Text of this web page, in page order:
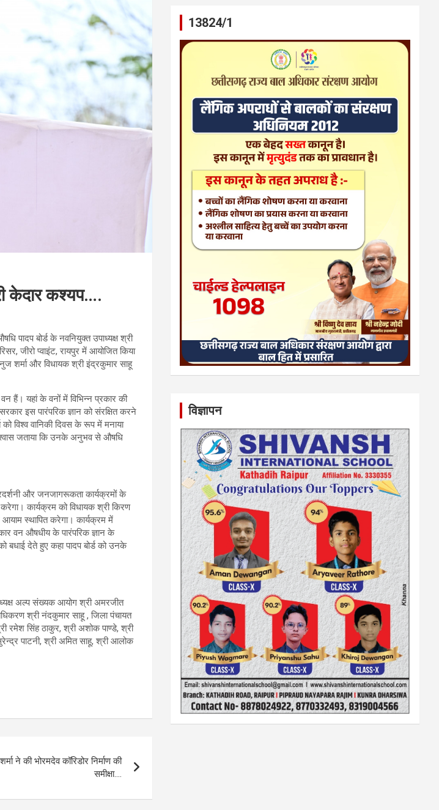
केदार कश्यप….
पादप बोर्ड के नवनियुक्त उपाध्यक्ष श्री
जीरो प्वाइंट, रायपुर में आयोजित किया
शर्मा और विधायक श्री इंद्रकुमार साहू
हैं। यहां के वनों में विभिन्न प्रकार की
इस पारंपरिक ज्ञान को संरक्षित करने
विश्व वानिकी दिवस के रूप में मनाया
जताया कि उनके अनुभव से औषधि
और जनजागरूकता कार्यक्रमों के
करेगा। कार्यक्रम को विधायक श्री किरण
स्थापित करेगा। कार्यक्रम में
वन औषधीय के पारंपरिक ज्ञान के
बधाई देते हुए कहा पादप बोर्ड को उनके
अल्प संख्यक आयोग श्री अमरजीत
श्री नंदकुमार साहू , जिला पंचायत
रमेश सिंह ठाकुर, श्री अशोक पाण्डे, श्री
पाटनी, श्री अमित साहू, श्री आलोक
ने की भोरमदेव कॉरिडोर निर्माण की
समीक्षा….
13824/1
विज्ञापन